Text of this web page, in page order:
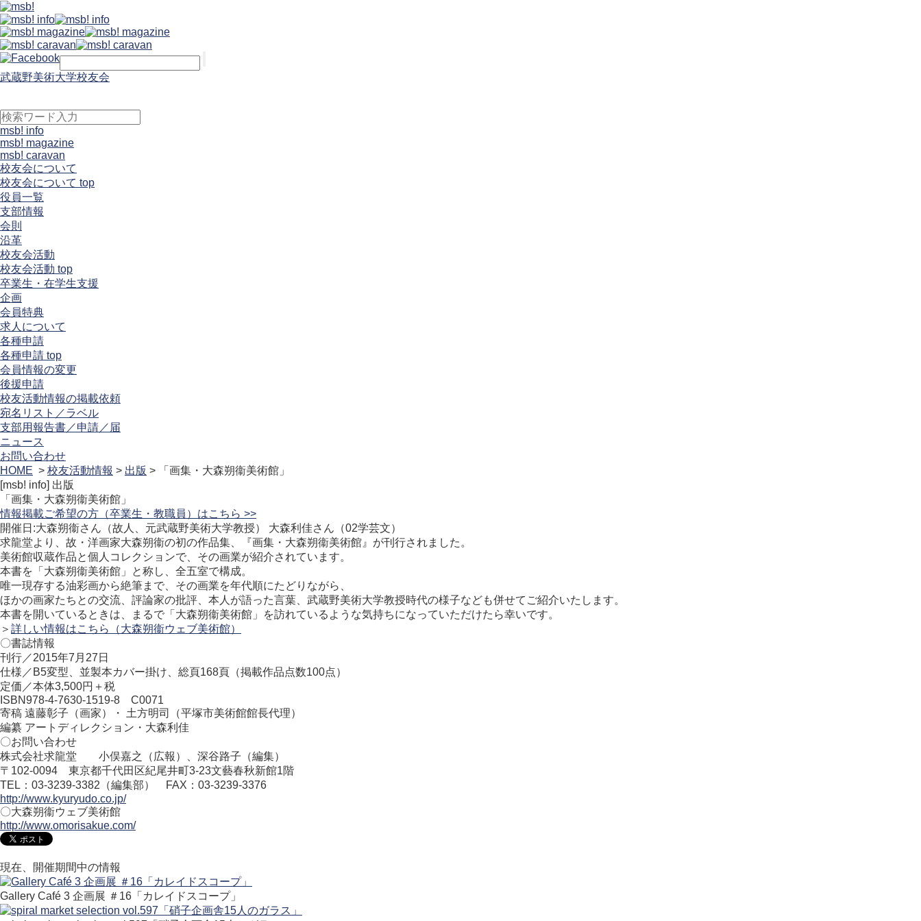
武蔵野美術大学校友会
msb! info
msb! magazine
msb! caravan
校友会について
校友会について top
役員一覧
支部情報
会則
沿革
校友会活動
校友会活動 top
卒業生・在学生支援
企画
会員特典
求人について
各種申請
各種申請 top
会員情報の変更
後援申請
校友活動情報の掲載依頼
宛名リスト／ラベル
支部用報告書／申請／届
ニュース
お問い合わせ
HOME > 校友活動情報 > 出版 > 「画集・大森朔衞美術館」
[msb! info] 出版
「画集・大森朔衞美術館」
情報掲載ご希望の方（卒業生・教職員）はこちら >>
開催日:大森朔衞さん（故人、元武蔵野美術大学教授） 大森利佳さん（02学芸文）
求龍堂より、故・洋画家大森朔衞の初の作品集、『画集・大森朔衞美術館』が刊行されました。
美術館収蔵作品と個人コレクションで、その画業が紹介されています。
本書を「大森朔衞美術館」と称し、全五室で構成。
唯一現存する油彩画から絶筆まで、その画業を年代順にたどりながら、
ほかの画家たちとの交流、評論家の批評、本人が語った言葉、武蔵野美術大学教授時代の様子なども併せてご紹介いたします。
本書を開いているときは、まるで「大森朔衞美術館」を訪れているような気持ちになっていただけたら幸いです。
＞ 詳しい情報はこちら（大森朔衞ウェブ美術館）
〇書誌情報
刊行／2015年7月27日
仕様／B5変型、並製本カバー掛け、総頁168頁（掲載作品点数100点）
定価／本体3,500円＋税
ISBN978-4-7630-1519-8 C0071
寄稿 遠藤彰子（画家）・ 土方明司（平塚市美術館館長代理）
編纂 アートディレクション・大森利佳
〇お問い合わせ
株式会社求龍堂 小俣嘉之（広報）、深谷路子（編集）
〒102-0094 東京都千代田区紀尾井町3-23文藝春秋新館1階
TEL：03-3239-3382（編集部） FAX：03-3239-3376
http://www.kyuryudo.co.jp/
〇大森朔衞ウェブ美術館
http://www.omorisakue.com/
現在、開催期間中の情報
Gallery Café 3 企画展 ＃16「カレイドスコープ」